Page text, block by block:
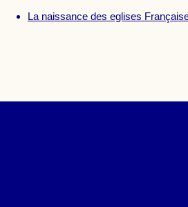
La naissance des eglises